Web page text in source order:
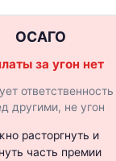
ОСАГО
за угон нет
ответственность
другими, не угон
расторгнуть и
часть премии